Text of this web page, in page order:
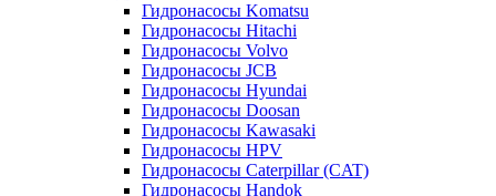
Гидронасосы Komatsu
Гидронасосы Hitachi
Гидронасосы Volvo
Гидронасосы JCB
Гидронасосы Hyundai
Гидронасосы Doosan
Гидронасосы Kawasaki
Гидронасосы HPV
Гидронасосы Caterpillar (CAT)
Гидронасосы Handok